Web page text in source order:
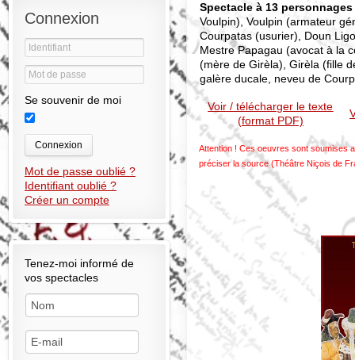
Spectacle à 13 personnages
Voulpin), Voulpin (armateur
Courpatas (usurier), Doun
Mestre Papagau (avocat à la
(mère de Girèla), Girèla (fille
galère ducale, neveu de
Voir / télécharger le texte
(format PDF)
Attention ! Ces oeuvres sont soumises
préciser la source (Théâtre Niçois de
Connexion
Se souvenir de moi
Connexion
Mot de passe oublié ?
Identifiant oublié ?
Créer un compte
Tenez-moi informé de
vos spectacles